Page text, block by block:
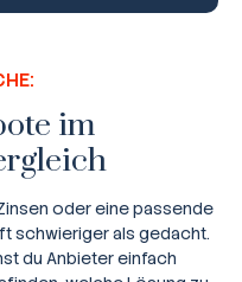
im
oder eine passende
schwieriger als gedacht.
du Anbieter einfach